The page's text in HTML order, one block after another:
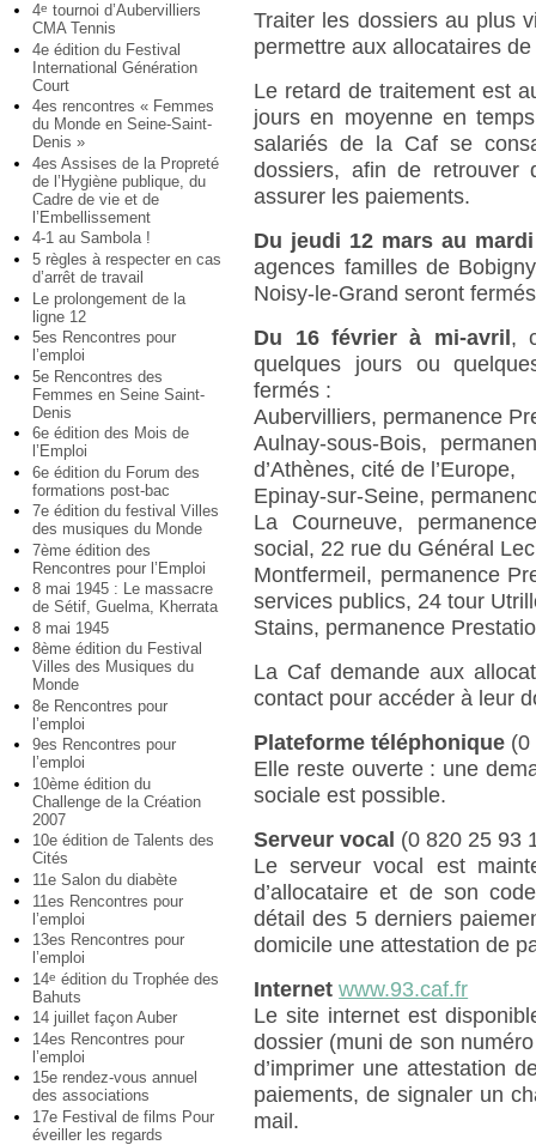
4e tournoi d’Aubervilliers
CMA Tennis
4e édition du Festival
International Génération
Court
4es rencontres « Femmes
du Monde en Seine-Saint-
Denis »
4es Assises de la Propreté
de l’Hygiène publique, du
Cadre de vie et de
l’Embellissement
4-1 au Sambola !
5 règles à respecter en cas
d’arrêt de travail
Le prolongement de la
ligne 12
5es Rencontres pour
l’emploi
5e Rencontres des
Femmes en Seine Saint-
Denis
6e édition des Mois de
l’Emploi
6e édition du Forum des
formations post-bac
7e édition du festival Villes
des musiques du Monde
7ème édition des
Rencontres pour l’Emploi
8 mai 1945 : Le massacre
de Sétif, Guelma, Kherrata
8 mai 1945
8ème édition du Festival
Villes des Musiques du
Monde
8e Rencontres pour
l’emploi
9es Rencontres pour
l’emploi
10ème édition du
Challenge de la Création
2007
10e édition de Talents des
Cités
11e Salon du diabète
11es Rencontres pour
l’emploi
13es Rencontres pour
l’emploi
14e édition du Trophée des
Bahuts
14 juillet façon Auber
14es Rencontres pour
l’emploi
15e rendez-vous annuel
des associations
17e Festival de films Pour
éveiller les regards
Traiter les dossiers au plus
permettre aux allocataires
Le retard de traitement est
jours en moyenne en
salariés de la Caf se
dossiers, afin de retrouver
assurer les paiements.
Du jeudi 12 mars au
agences familles de
Noisy-le-Grand seront
Du 16 février à mi-avril ,
quelques jours ou
fermés :
Aubervilliers, permanence
Aulnay-sous-Bois,
d’Athènes, cité de l’Europe,
Epinay-sur-Seine,
La Courneuve,
social, 22 rue du Général
Montfermeil, permanence
services publics, 24 tour
Stains, permanence
La Caf demande aux
contact pour accéder à leur
Plateforme téléphonique (0
Elle reste ouverte : une
sociale est possible.
Serveur vocal (0 820 25 93
Le serveur vocal est
d’allocataire et de son
détail des 5 derniers
domicile une attestation de
Internet www.93.caf.fr
Le site internet est
dossier (muni de son
d’imprimer une attestation
paiements, de signaler un
mail.